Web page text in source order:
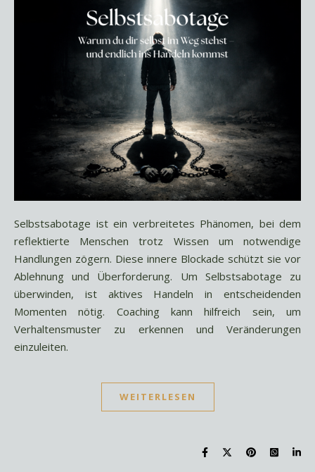
Selbstsabotage ist ein verbreitetes Phänomen, bei dem
reflektierte Menschen trotz Wissen um notwendige
Handlungen zögern. Diese innere Blockade schützt sie vor
Ablehnung und Überforderung. Um Selbstsabotage zu
überwinden, ist aktives Handeln in entscheidenden
Momenten nötig. Coaching kann hilfreich sein, um
Verhaltensmuster zu erkennen und Veränderungen
einzuleiten.
WEITERLESEN